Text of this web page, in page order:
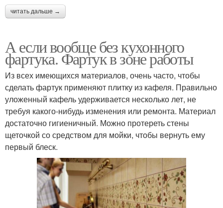
читать дальше →
А если вообще без кухонного
фартука. Фартук в зоне работы
Из всех имеющихся материалов, очень часто, чтобы
сделать фартук применяют плитку из кафеля. Правильно
уложенный кафель удерживается несколько лет, не
требуя какого-нибудь изменения или ремонта. Материал
достаточно гигиеничный. Можно протереть стены
щеточкой со средством для мойки, чтобы вернуть ему
первый блеск.